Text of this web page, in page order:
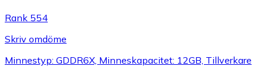
Rank 554
Skriv omdöme
Minnestyp: GDDR6X, Minneskapacitet: 12GB, Tillverkare